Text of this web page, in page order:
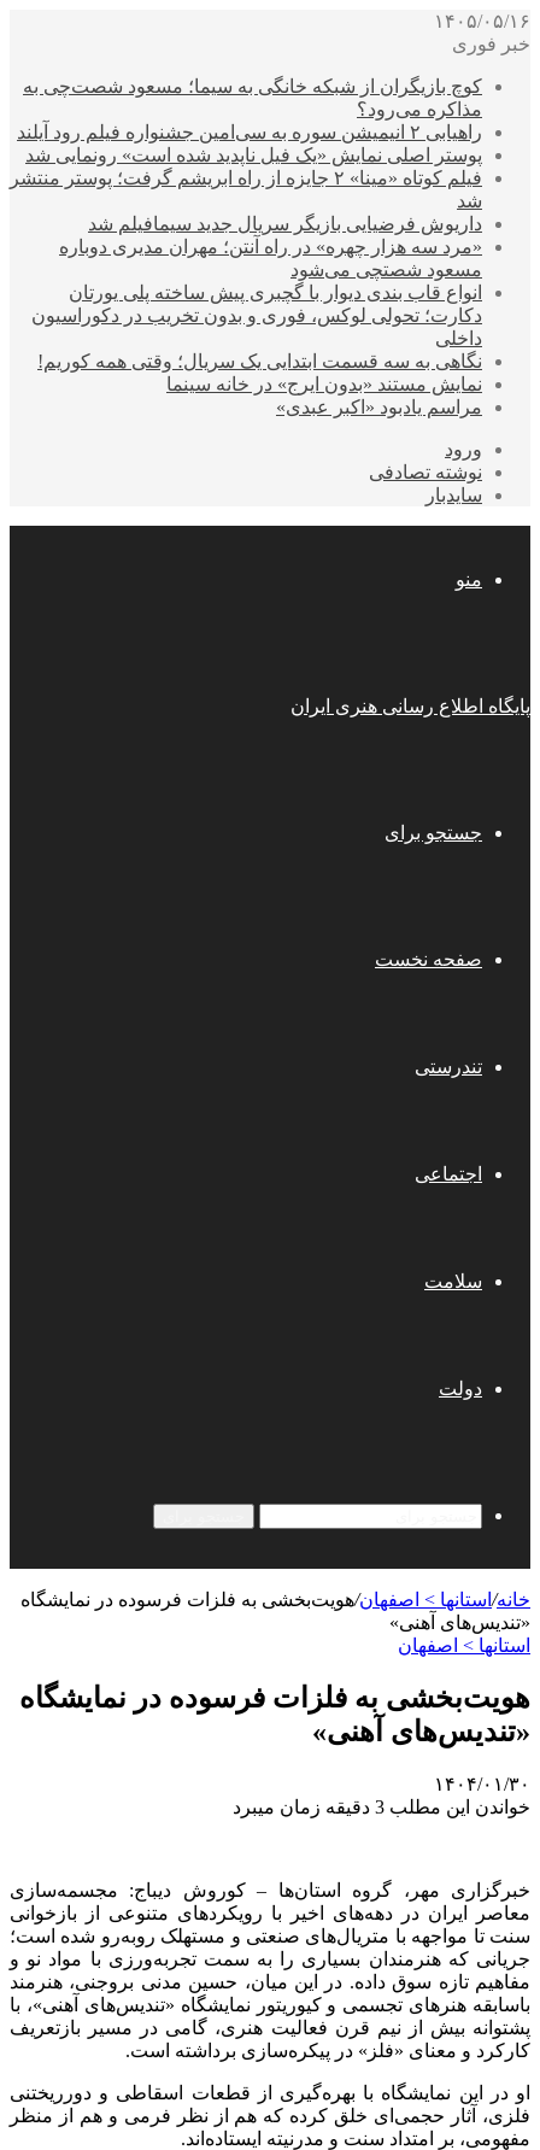
۱۴۰۵/۰۵/۱۶
خبر فوری
کوچ بازیگران از شبکه خانگی به سیما؛ مسعود شصت‌چی به
مذاکره می‌رود؟
راهیابی ۲ انیمیشن سوره به سی‌امین جشنواره فیلم رود آیلند
پوستر اصلی نمایش «یک فیل ناپدید شده است» رونمایی شد
فیلم کوتاه «مینا» ۲ جایزه از راه ابریشم گرفت؛ پوستر منتشر
شد
داریوش فرضیایی بازیگر سریال جدید سیمافیلم شد
«مرد سه هزار چهره» در راه آنتن؛ مهران مدیری دوباره
مسعود شصتچی می‌شود
انواع قاب بندی دیوار با گچبری پیش ساخته پلی یورتان
دکارت؛ تحولی لوکس، فوری و بدون تخریب در دکوراسیون
داخلی
نگاهی به سه قسمت ابتدایی یک سریال؛ وقتی همه کوریم!
نمایش مستند «بدون ایرج» در خانه سینما
مراسم یادبود «اکبر عبدی»
ورود
نوشته تصادفی
سایدبار
منو
پایگاه اطلاع رسانی هنری ایران
جستجو برای
صفحه نخست
تندرستی
اجتماعی
سلامت
دولت
خانه/ استانها > اصفهان/هویت‌بخشی به فلزات فرسوده در نمایشگاه
«تندیس‌های آهنی»
استانها > اصفهان
هویت‌بخشی به فلزات فرسوده در نمایشگاه
«تندیس‌های آهنی»
۱۴۰۴/۰۱/۳۰
خواندن این مطلب 3 دقیقه زمان میبرد
خبرگزاری مهر، گروه استان‌ها – کوروش دیباج: مجسمه‌سازی
معاصر ایران در دهه‌های اخیر با رویکردهای متنوعی از بازخوانی
سنت تا مواجهه با متریال‌های صنعتی و مستهلک روبه‌رو شده است؛
جریانی که هنرمندان بسیاری را به سمتتجربه‌ورزی با مواد نو و
مفاهیم تازه سوق داده. در این میان، حسین مدنی بروجنی، هنرمند
باسابقه هنرهای تجسمی وکیوریتور
نمایشگاه «تندیس‌های آهنی»، با
پشتوانه بیش از نیم قرن فعالیت هنری، گامی در مسیر بازتعریف
کارکرد و معنای «فلز» در پیکره‌سازی برداشته است.
او در این نمایشگاه با بهره‌گیری از قطعات اسقاطی و دورریختنی
فلزی، آثار حجمی‌ای خلق کرده که هم از نظر فرمی و هم از منظر
مفهومی، بر امتداد سنت و مدرنیته ایستاده‌اند.